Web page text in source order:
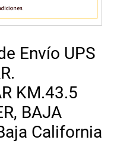
Envío UPS
KM.43.5
BAJA
California